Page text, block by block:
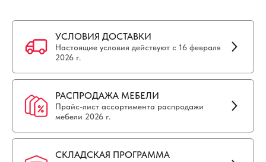
УСЛОВИЯ ДОСТАВКИ
Настоящие условия действуют с 16 февраля
2026 г.
РАСПРОДАЖА МЕБЕЛИ
Прайс-лист ассортимента распродажи
мебели 2026 г.
СКЛАДСКАЯ ПРОГРАММА